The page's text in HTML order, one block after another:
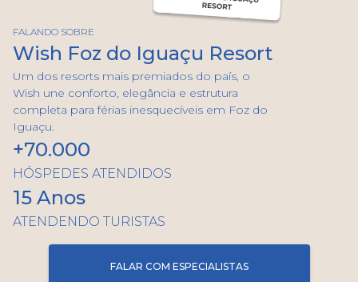
FALANDO SOBRE
Wish Foz do Iguaçu Resort
Um dos resorts mais premiados do país, o
Wish une conforto, elegância e estrutura
completa para férias inesquecíveis em Foz do
Iguaçu.
+70.000
HÓSPEDES ATENDIDOS
15 Anos
ATENDENDO TURISTAS
FALAR COM ESPECIALISTAS